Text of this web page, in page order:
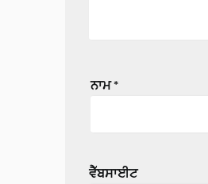
ਨਾਮ*
ਵੈੱਬਸਾਈਟ